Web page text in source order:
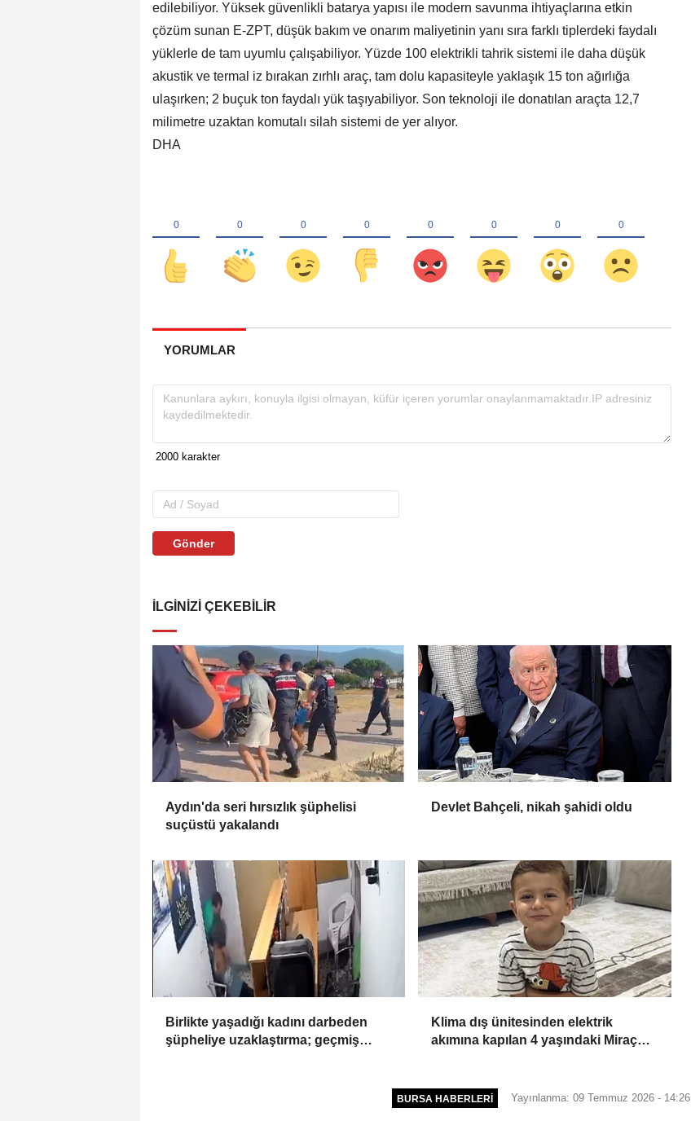
edilebiliyor. Yüksek güvenlikli batarya yapısı ile modern savunma ihtiyaçlarına etkin
çözüm sunan E-ZPT, düşük bakım ve onarım maliyetinin yanı sıra farklı tiplerdeki faydalı
yüklerle de tam uyumlu çalışabiliyor. Yüzde 100 elektrikli tahrik sistemi ile daha düşük
akustik ve termal iz bırakan zırhlı araç, tam dolu kapasiteyle yaklaşık 15 ton ağırlığa
ulaşırken; 2 buçuk ton faydalı yük taşıyabiliyor. Son teknoloji ile donatılan araçta 12,7
milimetre uzaktan komutalı silah sistemi de yer alıyor.
DHA
YORUMLAR
Gönder
İLGINIZI ÇEKEBILIR
Aydın'da seri hırsızlık şüphelisi
suçüstü yakalandı
Devlet Bahçeli, nikah şahidi oldu
Birlikte yaşadığı kadını darbeden
şüpheliye uzaklaştırma; geçmiş
Klima dış ünitesinden elektrik
akımına kapılan 4 yaşındaki Miraç
BURSA HABERLERI Yayınlanma: 09 Temmuz 2026 - 14:26